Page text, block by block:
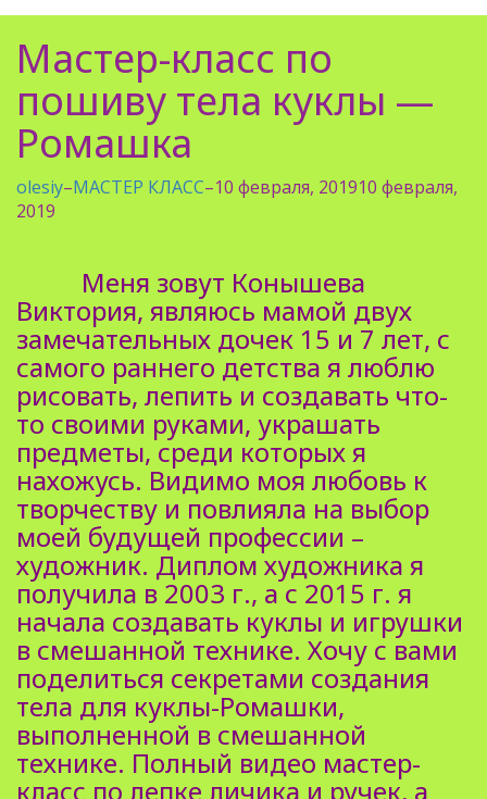
Мастер-класс по
пошиву тела куклы —
Ромашка
olesiy–МАСТЕР КЛАСС–10 февраля, 201910 февраля,
2019
Меня зовут Конышева
Виктория, являюсь мамой двух
замечательных дочек 15 и 7 лет, с
самого раннего детства я люблю
рисовать, лепить и создавать что-
то своими руками, украшать
предметы, среди которых я
нахожусь. Видимо моя любовь к
творчеству и повлияла на выбор
моей будущей профессии –
художник. Диплом художника я
получила в 2003 г., а с 2015 г. я
начала создавать куклы и игрушки
в смешанной технике. Хочу с вами
поделиться секретами создания
тела для куклы-Ромашки,
выполненной в смешанной
технике. Полный видео мастер-
класс по лепке личика и ручек, а